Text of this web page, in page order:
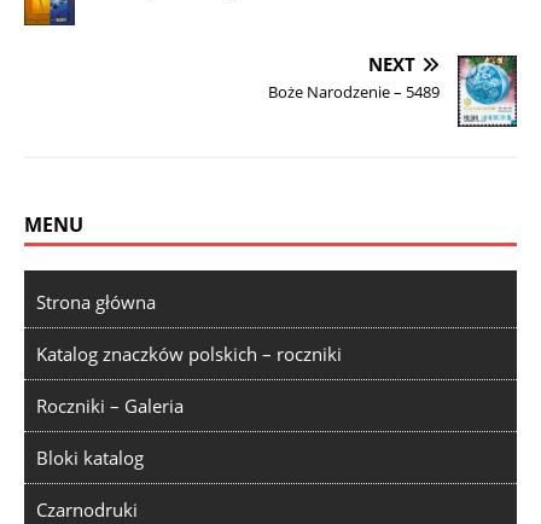
NEXT
Boże Narodzenie – 5489
MENU
Strona główna
Katalog znaczków polskich – roczniki
Roczniki – Galeria
Bloki katalog
Czarnodruki